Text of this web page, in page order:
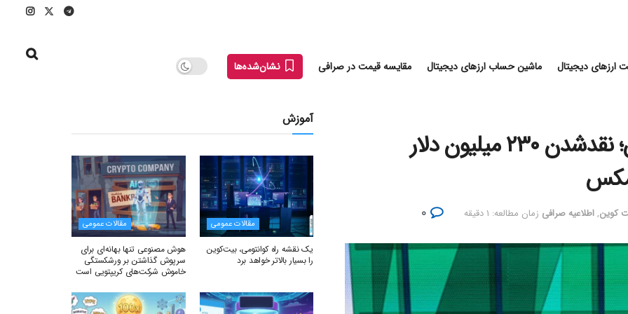
ارزهای دیجیتال ماشین حساب ارزهای دیجیتال مقایسه قیمت در صرافی نشان‌شده‌ها
نوسان شدید قیمت بیت کوین؛ نقدشدن ۲۳۰ میلیون دلار
کوین,اطلاعیه صرافی زمان مطالعه: ۱ دقیقه
آموزش
مقالات عمومی
یک نقشه راه کوانتومی، بیت‌کوین
را بسیار بالاتر خواهد برد
مقالات عمومی
هوش مصنوعی تنها بهانه‌ای برای
سرپوش گذاشتن بر ورشکستگی
خاموش شرکت‌های کریپتویی است